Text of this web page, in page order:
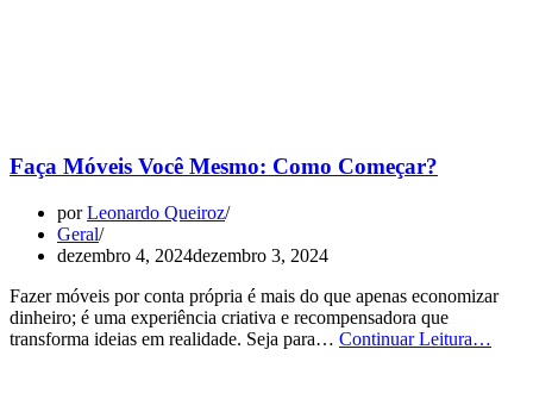
Faça Móveis Você Mesmo: Como Começar?
porLeonardo Queiroz
Geral
dezembro 4, 2024dezembro 3, 2024
Fazer móveis por conta própria é mais do que apenas economizar
dinheiro; é uma experiência criativa e recompensadora que
transforma ideias em realidade. Seja para… Continuar Leitura…